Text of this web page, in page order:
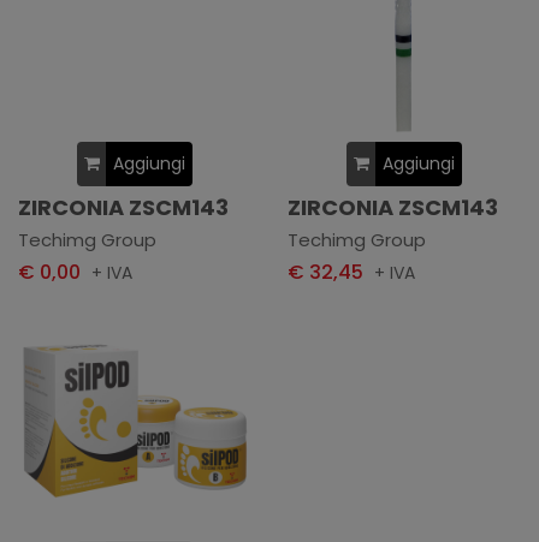
Aggiungi
ZIRCONIA ZSCM143
Techimg Group
€ 0,00 + IVA
Aggiungi
ZIRCONIA ZSCM143
Techimg Group
€ 32,45 + IVA